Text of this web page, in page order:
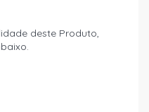
deste Produto,